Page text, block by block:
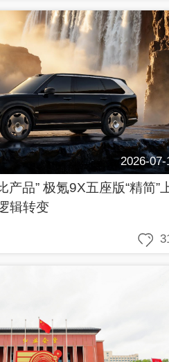
2026-07-
产品” 极氪9X五座版“精简”
辑转变